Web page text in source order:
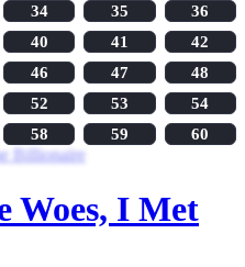
34 35
36
40 41
42
46 47
48
52 53
54
58 59 60